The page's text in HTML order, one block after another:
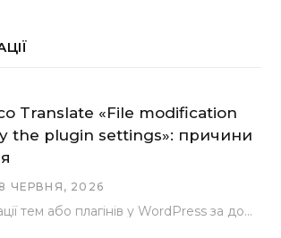
Translate «File modification
the plugin settings»: причини
ЧЕРВНЯ, 2026
Під час локалізації тем або плагінів у WordPress за допомогою популярного інструменту Loco Translate розробники…